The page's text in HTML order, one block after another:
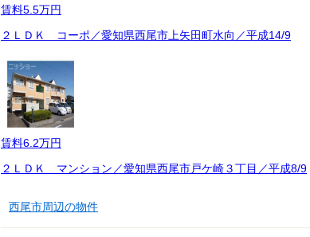
賃料5.5万円
２ＬＤＫ コーポ／愛知県西尾市上矢田町水向／平成14/9
賃料6.2万円
２ＬＤＫ マンション／愛知県西尾市戸ケ崎３丁目／平成8/9
西尾市周辺の物件